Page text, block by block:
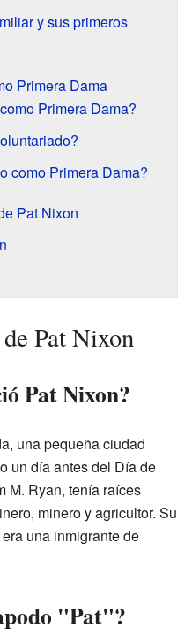
y sus primeros
Primera Dama
Primera Dama?
como Primera Dama?
Pat Nixon
Pat Nixon
Pat Nixon?
una pequeña ciudad
un día antes del Día de
M. Ryan, tenía raíces
minero y agricultor. Su
una inmigrante de
"Pat"?